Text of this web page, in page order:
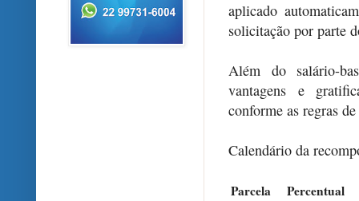
aplicado
solicitação por parte
Além do salário-
vantagens e
conforme as regras
Calendário da
Parcela Percentual